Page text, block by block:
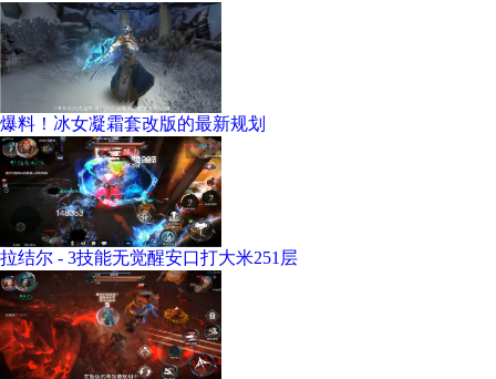
爆料！冰女凝霜套改版的最新规划
拉结尔 - 3技能无觉醒安口打大米251层